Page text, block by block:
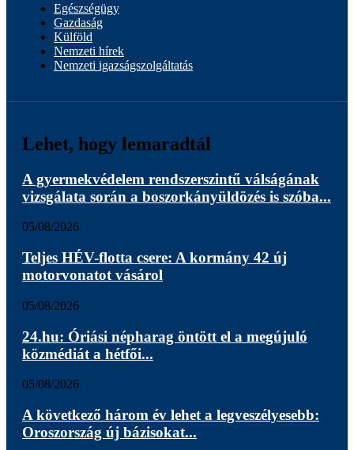
Egészségügy
Gazdaság
Külföld
Nemzeti hírek
Nemzeti igazságszolgáltatás
Lehet, hogy lemaradtál
A gyermekvédelem rendszerszintű válságának
vizsgálata során a boszorkányüldözés is szóba...
05/08/2026
Teljes HÉV-flotta csere: A kormány 42 új
motorvonatot vásárol
05/08/2026
24.hu: Óriási népharag öntött el a megújuló
közmédiát a hétfői...
05/08/2026
A következő három év lehet a legveszélyesebb:
Oroszország új bázisokat...